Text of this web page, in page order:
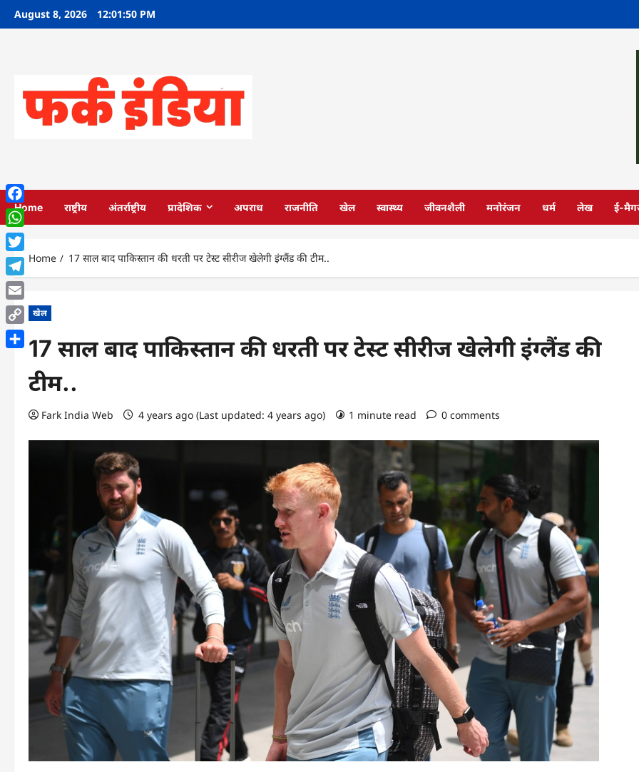
SkipAugust 8, 2026 12:01:51 PM
Home राष्ट्रीय अंतर्राष्ट्रीय प्रादेशिक अपराध राजनीति खेल स्वास्थ्य जीवनशैली मनोरंजन धर्म लेख ई-
Home 17 साल बाद पाकिस्तान की धरती पर टेस्ट सीरीज खेलेगी इंग्लैंड की टीम..
खेल
17 साल बाद पाकिस्तान की धरती पर टेस्ट सीरीज खेलेगी इंग्लैंड की
टीम..
Fark India Web 4 years ago (Last updated: 4 years ago) 1 minute read 0 comments
Facebook
WhatsApp
Twitter
Telegram
Email
Copy
Link